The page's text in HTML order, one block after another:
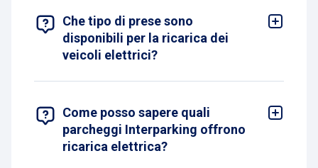
MOSTRA 9 RISULTATI
Che tipo di prese sono
disponibili per la ricarica dei
veicoli elettrici?
AC, compatibili con la maggior parte dei veicoli
Come posso sapere quali
parcheggi Interparking offrono
ricarica elettrica?